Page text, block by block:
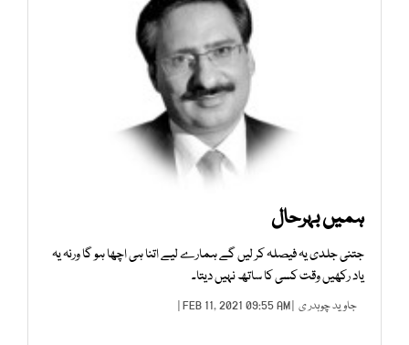
ہمیں بہرحال
جتنی جلدی یہ فیصلہ کر لیں گے ہمارے لیے اتنا ہی اچھا ہو گا ورنہ یہ
یاد رکھیں وقت کسی کا ساتھ نہیں دیتا۔
جاوید چوہدر ی | FEB 11, 2021 09:55 AM |